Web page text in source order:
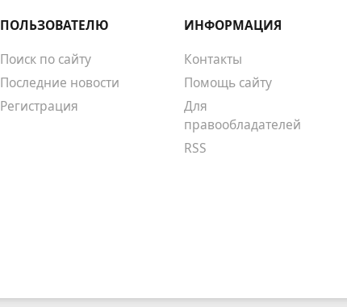
ПОЛЬЗОВАТЕЛЮ
Поиск по сайту
Последние новости
Регистрация
ИНФОРМАЦИЯ
Контакты
Помощь сайту
Для
правообладателей
RSS